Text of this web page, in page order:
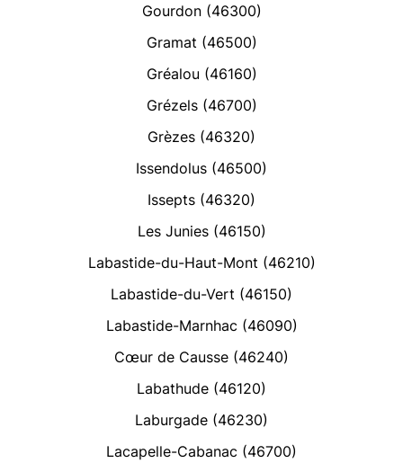
Gourdon (46300)
Gramat (46500)
Gréalou (46160)
Grézels (46700)
Grèzes (46320)
Issendolus (46500)
Issepts (46320)
Les Junies (46150)
Labastide-du-Haut-Mont (46210)
Labastide-du-Vert (46150)
Labastide-Marnhac (46090)
Cœur de Causse (46240)
Labathude (46120)
Laburgade (46230)
Lacapelle-Cabanac (46700)